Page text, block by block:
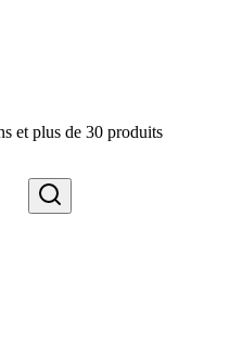
et plus de 30 produits